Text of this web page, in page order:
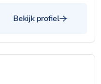
Bekijk profiel